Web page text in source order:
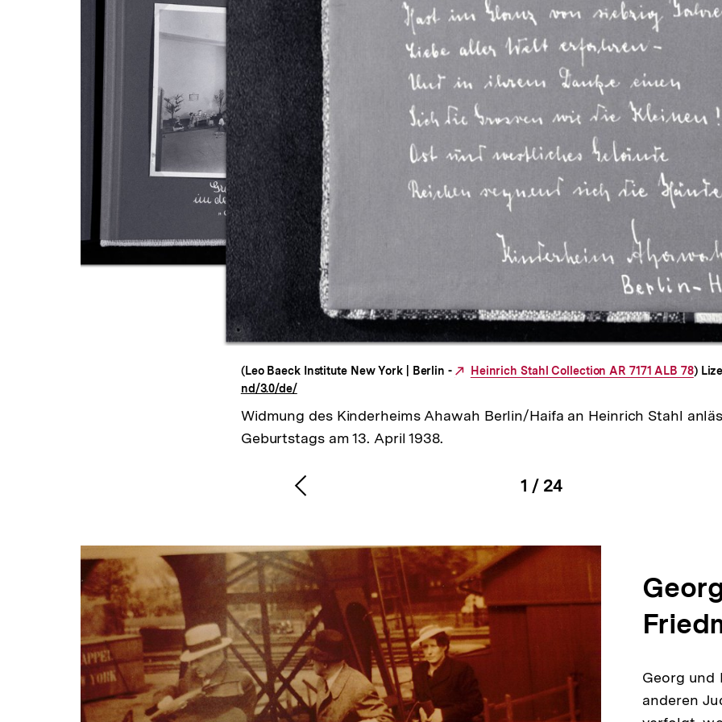
Zur
Galerieansicht
(Leo Baeck Institute New York | Berlin -
Externer
Heinrich Stahl Collection AR 7171 ALB 78)
nd/3.0/de/
Widmung des Kinderheims Ahawah Berlin/Haifa an Heinrich Stahl
Geburtstags am 13. April 1938.
Karussellinhalt
1
von
/ 24
Vorherigen
anzeigen
Georg und
anderen